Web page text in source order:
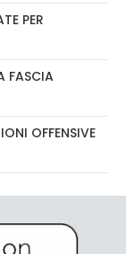
PER
FASCIA
OFFENSIVE